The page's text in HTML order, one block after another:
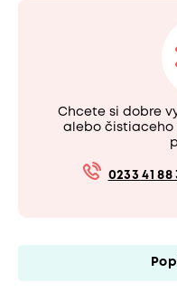
Chcete si dobre
alebo čistiaceho
0233 41 88